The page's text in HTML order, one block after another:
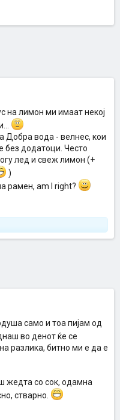
на лимон ми имаат некој
Добра вода - велнес, кои
без додатоци. Често
лед и свеж лимон (+
)
рамен, am I right?
само и тоа пијам од
во денот ќе се
разлика, битно ми е да е
жедта со сок, одамна
стварно.